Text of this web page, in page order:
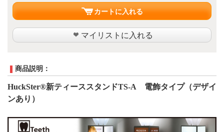
カートに入れる
マイリストに入れる
商品説明：
HuckSter®新ティーススタンドTS-A 電飾タイプ（デザイ
ンあり）